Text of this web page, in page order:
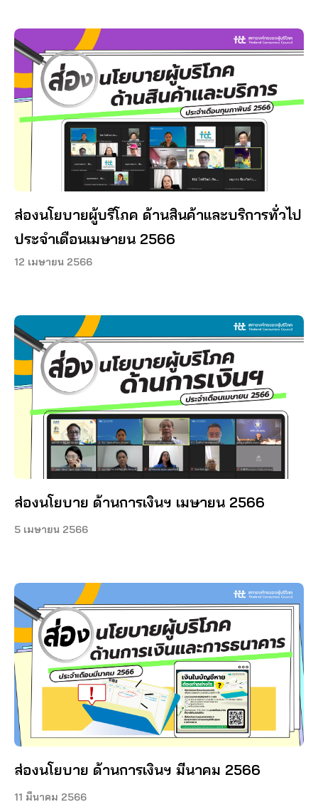
ส่องนโยบายผู้บริโภค ด้านสินค้าและบริการทั่วไป
ประจำเดือนเมษายน 2566
12 เมษายน 2566
ส่องนโยบาย ด้านการเงินฯ เมษายน 2566
5 เมษายน 2566
ส่องนโยบาย ด้านการเงินฯ มีนาคม 2566
11 มีนาคม 2566